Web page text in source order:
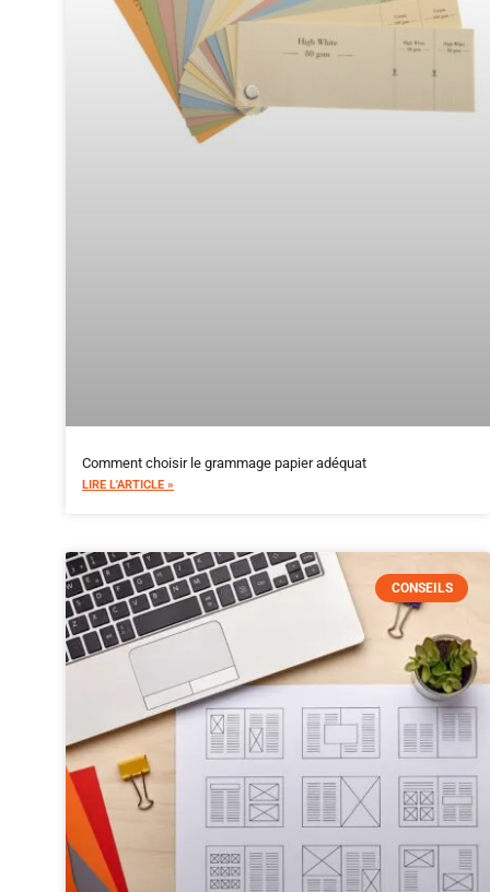
Comment choisir le grammage papier adéquat
LIRE L'ARTICLE »
CONSEILS